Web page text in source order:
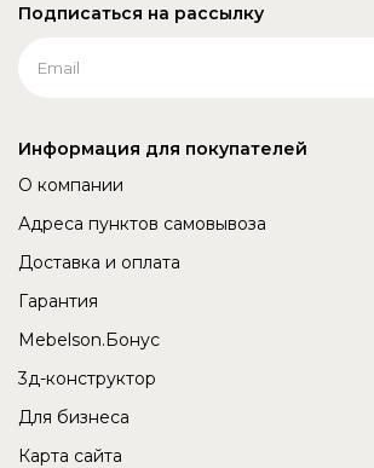
Подписаться на рассылку
Информация для покупателей
О компании
Адреса пунктов самовывоза
Доставка и оплата
Гарантия
Mebelson.Бонус
3д-конструктор
Для бизнеса
Карта сайта